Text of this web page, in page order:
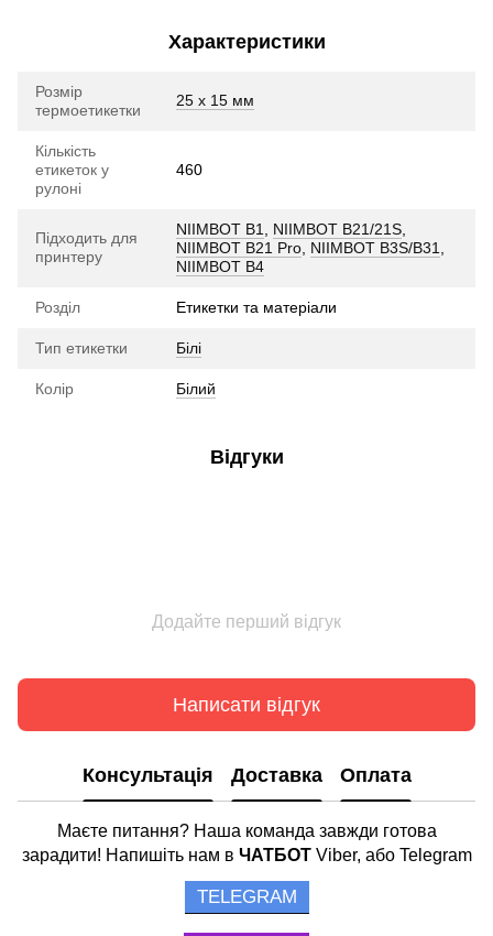
Характеристики
Розмір
термоетикетки
25 х 15 мм
Кількість
етикеток у
рулоні
460
Підходить для
принтеру
NIIMBOT B1, NIIMBOT B21/21S,
NIIMBOT B21 Pro, NIIMBOT B3S/B31,
NIIMBOT B4
Розділ Етикетки та матеріали
Тип етикетки Білі
Колір Білий
Відгуки
Додайте перший відгук
Написати відгук
Консультація Доставка Оплата
Маєте питання? Наша команда завжди готова
зарадити! Напишіть нам в ЧАТБОТViber, або Telegram
TELEGRAM